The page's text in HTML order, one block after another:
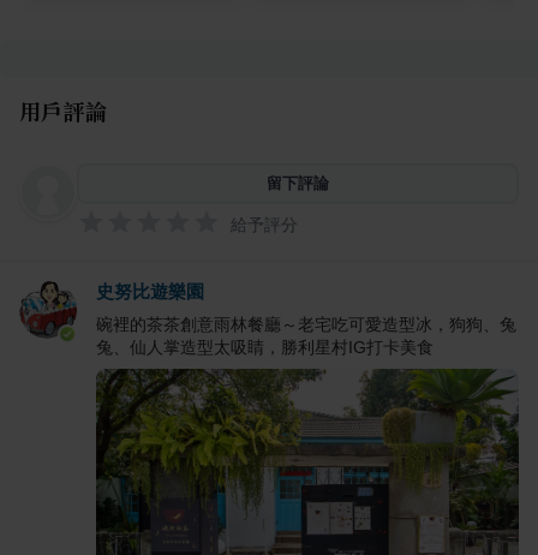
用戶評論
留下評論
給予評分
史努比遊樂園
碗裡的茶茶創意雨林餐廳～老宅吃可愛造型冰，狗狗、兔
兔、仙人掌造型太吸睛，勝利星村IG打卡美食